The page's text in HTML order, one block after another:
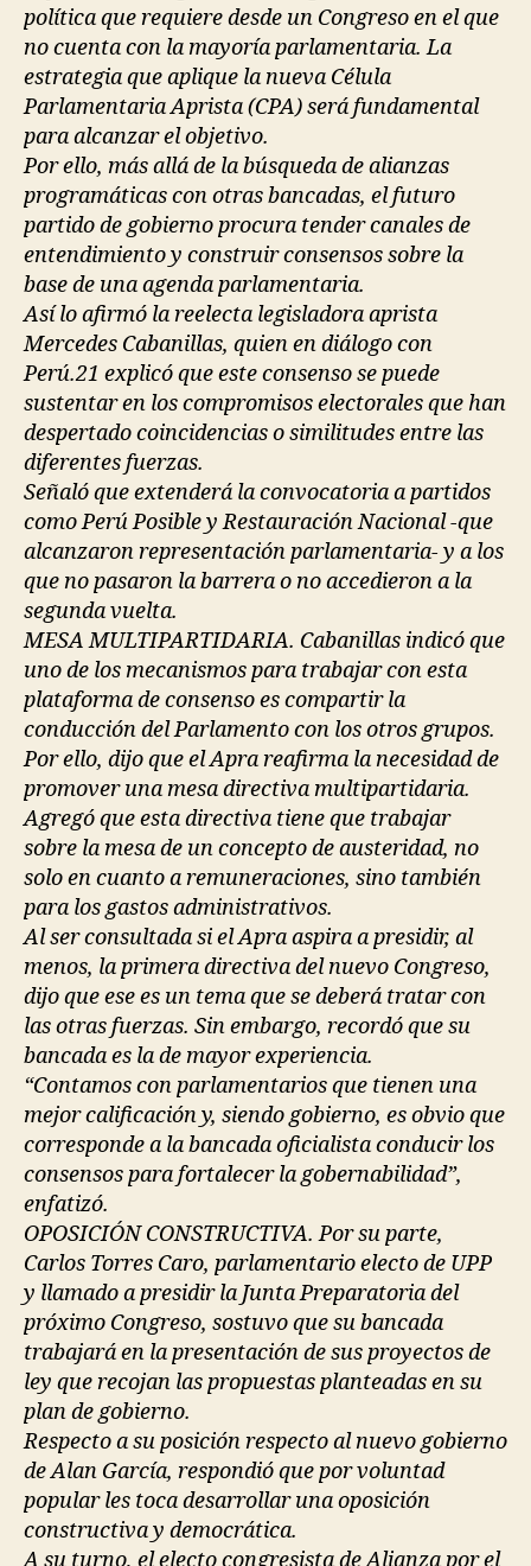
política que requiere desde un Congreso en el que
no cuenta con la mayoría parlamentaria. La
estrategia que aplique la nueva Célula
Parlamentaria Aprista (CPA) será fundamental
para alcanzar el objetivo.
Por ello, más allá de la búsqueda de alianzas
programáticas con otras bancadas, el futuro
partido de gobierno procura tender canales de
entendimiento y construir consensos sobre la
base de una agenda parlamentaria.
Así lo afirmó la reelecta legisladora aprista
Mercedes Cabanillas, quien en diálogo con
Perú.21 explicó que este consenso se puede
sustentar en los compromisos electorales que han
despertado coincidencias o similitudes entre las
diferentes fuerzas.
Señaló que extenderá la convocatoria a partidos
como Perú Posible y Restauración Nacional -que
alcanzaron representación parlamentaria- y a los
que no pasaron la barrera o no accedieron a la
segunda vuelta.
MESA MULTIPARTIDARIA. Cabanillas indicó que
uno de los mecanismos para trabajar con esta
plataforma de consenso es compartir la
conducción del Parlamento con los otros grupos.
Por ello, dijo que el Apra reafirma la necesidad de
promover una mesa directiva multipartidaria.
Agregó que esta directiva tiene que trabajar
sobre la mesa de un concepto de austeridad, no
solo en cuanto a remuneraciones, sino también
para los gastos administrativos.
Al ser consultada si el Apra aspira a presidir, al
menos, la primera directiva del nuevo Congreso,
dijo que ese es un tema que se deberá tratar con
las otras fuerzas. Sin embargo, recordó que su
bancada es la de mayor experiencia.
“Contamos con parlamentarios que tienen una
mejor calificación y, siendo gobierno, es obvio que
corresponde a la bancada oficialista conducir los
consensos para fortalecer la gobernabilidad”,
enfatizó.
OPOSICIÓN CONSTRUCTIVA. Por su parte,
Carlos Torres Caro, parlamentario electo de UPP
y llamado a presidir la Junta Preparatoria del
próximo Congreso, sostuvo que su bancada
trabajará en la presentación de sus proyectos de
ley que recojan las propuestas planteadas en su
plan de gobierno.
Respecto a su posición respecto al nuevo gobierno
de Alan García, respondió que por voluntad
popular les toca desarrollar una oposición
constructiva y democrática.
A su turno, el electo congresista de Alianza por el